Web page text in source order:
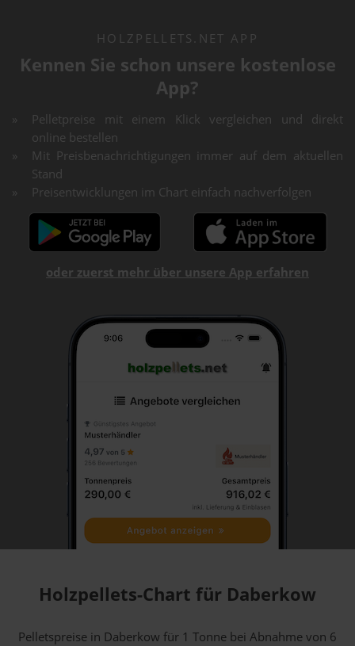
HOLZPELLETS.NET APP
Kennen Sie schon unsere kostenlose
App?
Pelletpreise mit einem Klick vergleichen und direkt
online bestellen
Mit Preisbenachrichtigungen immer auf dem aktuellen
Stand
Preisentwicklungen im Chart einfach nachverfolgen
oder zuerst mehr über unsere App erfahren
Holzpellets-Chart für Daberkow
Pelletspreise in Daberkow für 1 Tonne bei Abnahmevon 6